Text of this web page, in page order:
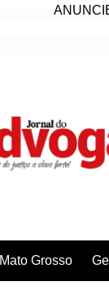
Mato Grosso